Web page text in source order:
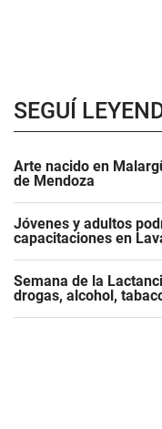
SEGUÍ
Arte nacido en
de Mendoza
Jóvenes y adultos
capacitaciones en
Semana de la
drogas, alcohol,